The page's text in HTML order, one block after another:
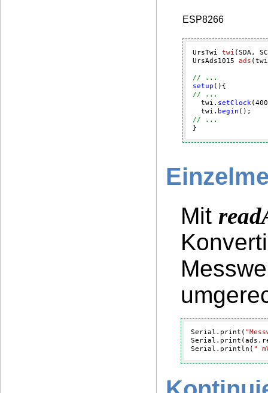
ESP8266
UrsTwi twi (SDA,
UrsAds1015 ads
// ...
setup
// ...
  twi.
setClock(
  twi.
begin
// ...
}
Mit
Serial.print(
Serial.println( "